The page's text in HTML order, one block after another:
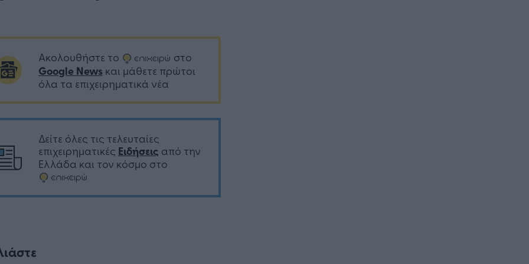
Ακολουθήστε το στο
Google News και μάθετε πρώτοι
όλα τα επιχειρηματικά νέα
Δείτε όλες τις τελευταίες
επιχειρηματικές Ειδήσεις από την
Ελλάδα και τον κόσμο στο